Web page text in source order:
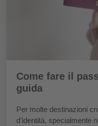
Come fare il
guida
Per molte destinazioni
d’identità, specialmente